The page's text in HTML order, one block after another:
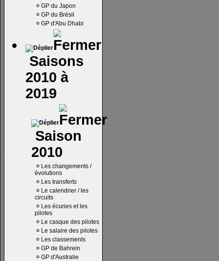
¤ GP du Japon
¤ GP du Brésil
¤ GP d'Abu Dhabi
Saisons
2010 à
2019
Saison
2010
¤ Les changements /
évolutions
¤ Les transferts
¤ Le calendrier / les
circuits
¤ Les écuries et les
pilotes
¤ Le casque des pilotes
¤ Le salaire des pilotes
¤ Les classements
¤ GP de Bahrein
¤ GP d'Australie